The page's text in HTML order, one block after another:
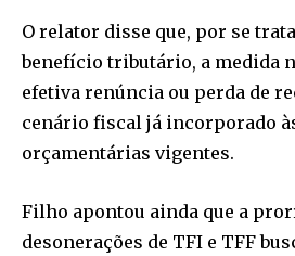
O relator disse que, por se
benefício tributário, a medida
efetiva renúncia ou perda de
cenário fiscal já incorporado
orçamentárias vigentes.
Filho apontou ainda que a
desonerações de TFI e TFF